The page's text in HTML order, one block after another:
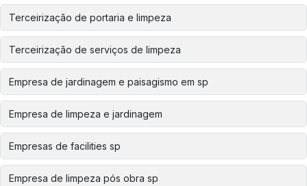
Terceirização de portaria e limpeza
Terceirização de serviços de limpeza
Empresa de jardinagem e paisagismo em sp
Empresa de limpeza e jardinagem
Empresas de facilities sp
Empresa de limpeza pós obra sp